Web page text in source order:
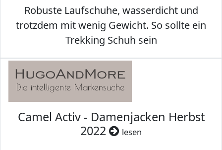
Robuste Laufschuhe, wasserdicht und
trotzdem mit wenig Gewicht. So sollte ein
Trekking Schuh sein
Camel Activ - Damenjacken Herbst
2022
lesen